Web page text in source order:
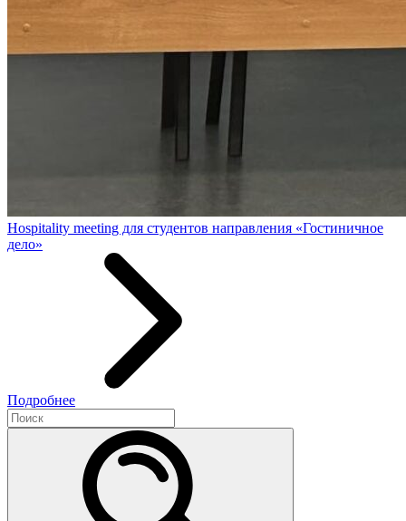
Hospitality meeting для студентов направления «Гостиничное
дело»
Подробнее